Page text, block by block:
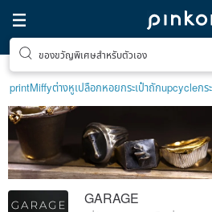
ตามหาไอเทมฮีลใจ
printMiffyต่างหูเปลือกหอยกระเป๋าถักupcycleก
GARAGE